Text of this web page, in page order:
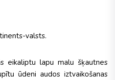
valsts.
eikaliptu lapu malu šķautnes
ūdeni audos iztvaikošanas